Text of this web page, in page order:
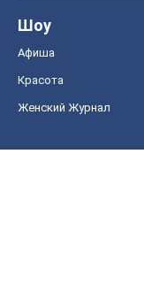
Шоу
Афиша
Красота
Женский Журнал